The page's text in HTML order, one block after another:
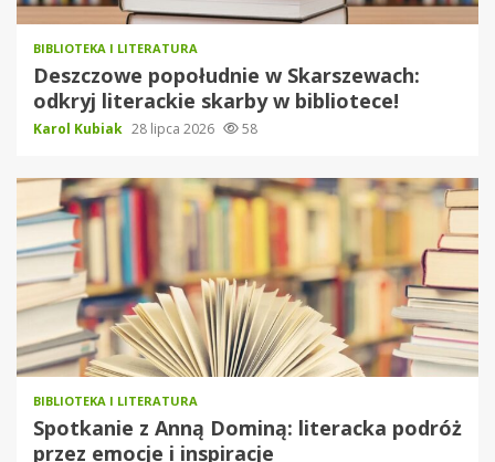
BIBLIOTEKA I LITERATURA
Deszczowe popołudnie w Skarszewach:
odkryj literackie skarby w bibliotece!
Karol Kubiak 28 lipca 2026 58
BIBLIOTEKA I LITERATURA
Spotkanie z Anną Dominą: literacka podróż
przez emocje i inspiracje